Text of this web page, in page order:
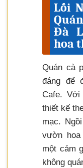
Lối
Đà
hoa
Quán cà
đáng để
Cafe.
thiết kế
mạc.
vườn hoa
một cảm
không